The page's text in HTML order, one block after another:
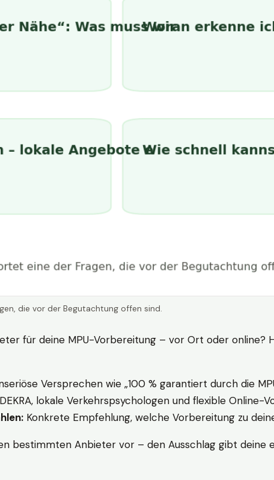
die vor der Begutachtung offen sind.
für deine MPU-Vorbereitung – vor Ort oder
Versprechen wie „100 % garantiert durch die
lokale Verkehrspsychologen und flexible Online-
Konkrete Empfehlung, welche Vorbereitung zu
bestimmten Anbieter vor – den Ausschlag gibt deine